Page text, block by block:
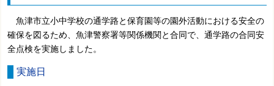
魚津市立小中学校の通学路と保育園等の園外活動における安全の
確保を図るため、魚津警察署等関係機関と合同で、通学路の合同安
全点検を実施しました。
実施日